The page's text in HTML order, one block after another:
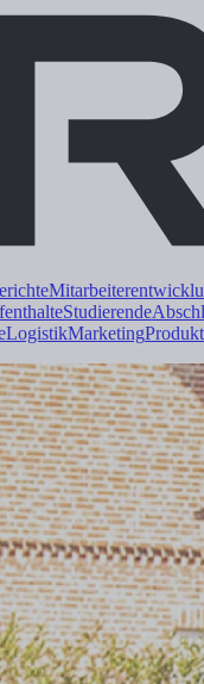
Studierende
LogistikMarketing